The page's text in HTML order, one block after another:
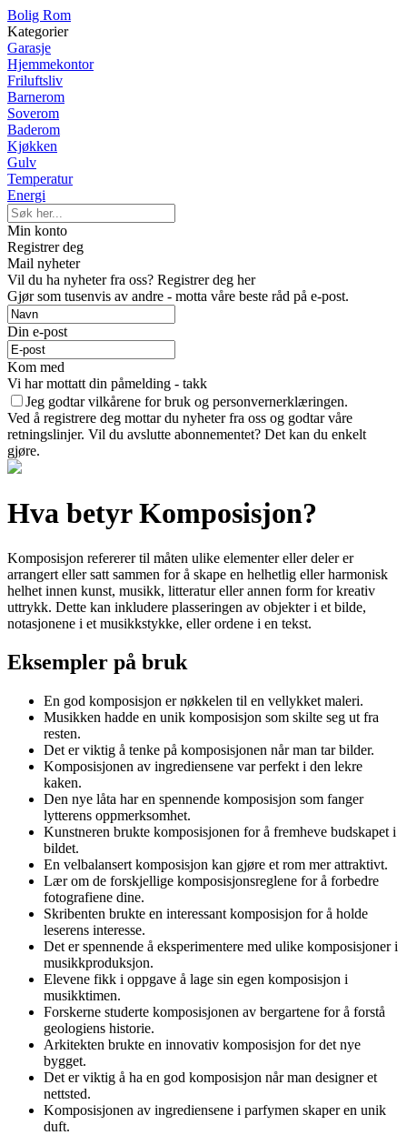
Bolig Rom
Kategorier
Garasje
Hjemmekontor
Friluftsliv
Barnerom
Soverom
Baderom
Kjøkken
Gulv
Temperatur
Energi
Min konto
Registrer deg
Mail nyheter
Vil du ha nyheter fra oss? Registrer deg her
Gjør som tusenvis av andre - motta våre beste råd på e-post.
Din e-post
Kom med
Vi har mottatt din påmelding - takk
Jeg godtar vilkårene for bruk og personvernerklæringen.
Ved å registrere deg mottar du nyheter fra oss og godtar våre
retningslinjer. Vil du avslutte abonnementet? Det kan du enkelt
gjøre.
Hva betyr Komposisjon?
Komposisjon refererer til måten ulike elementer eller deler er
arrangert eller satt sammen for å skape en helhetlig eller harmonisk
helhet innen kunst, musikk, litteratur eller annen form for kreativ
uttrykk. Dette kan inkludere plasseringen av objekter i et bilde,
notasjonene i et musikkstykke, eller ordene i en tekst.
Eksempler på bruk
En god komposisjon er nøkkelen til en vellykket maleri.
Musikken hadde en unik komposisjon som skilte seg ut fra
resten.
Det er viktig å tenke på komposisjonen når man tar bilder.
Komposisjonen av ingrediensene var perfekt i den lekre
kaken.
Den nye låta har en spennende komposisjon som fanger
lytterens oppmerksomhet.
Kunstneren brukte komposisjonen for å fremheve budskapet i
bildet.
En velbalansert komposisjon kan gjøre et rom mer attraktivt.
Lær om de forskjellige komposisjonsreglene for å forbedre
fotografiene dine.
Skribenten brukte en interessant komposisjon for å holde
leserens interesse.
Det er spennende å eksperimentere med ulike komposisjoner i
musikkproduksjon.
Elevene fikk i oppgave å lage sin egen komposisjon i
musikktimen.
Forskerne studerte komposisjonen av bergartene for å forstå
geologiens historie.
Arkitekten brukte en innovativ komposisjon for det nye
bygget.
Det er viktig å ha en god komposisjon når man designer et
nettsted.
Komposisjonen av ingrediensene i parfymen skaper en unik
duft.